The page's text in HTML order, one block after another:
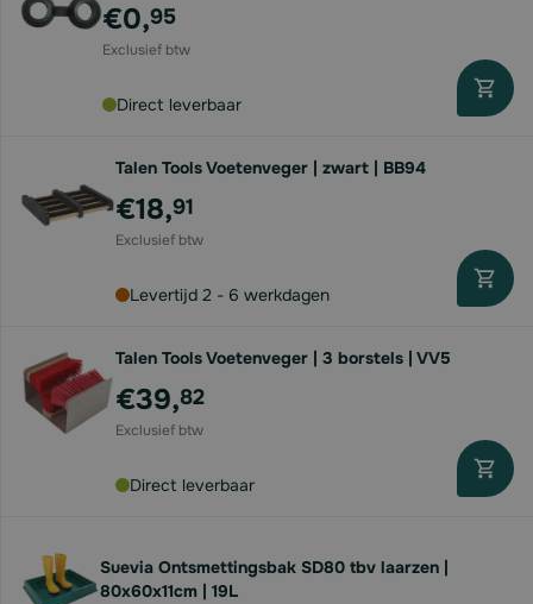
€0,95
Direct leverbaar
Talen Tools Voetenveger | zwart | BB94
€18,91
Levertijd 2 - 6 werkdagen
Talen Tools Voetenveger | 3 borstels | VV5
€39,82
Direct leverbaar
Suevia Ontsmettingsbak SD80 tbv laarzen |
80x60x11cm | 19L